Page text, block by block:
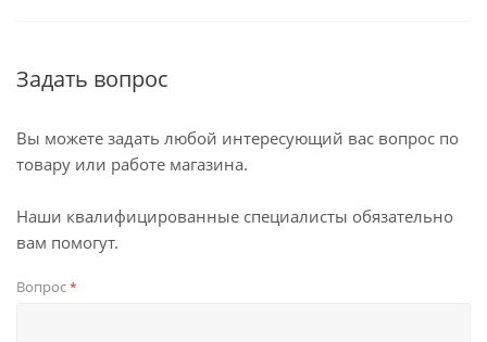
Задать вопрос
Вы можете задать любой интересующий вас вопрос по
товару или работе магазина.
Наши квалифицированные специалисты обязательно
вам помогут.
Вопрос*